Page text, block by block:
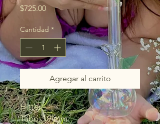
$725.00Precio
Cantidad *
Agregar al carrito
Hitter
Tubo: 19 mm